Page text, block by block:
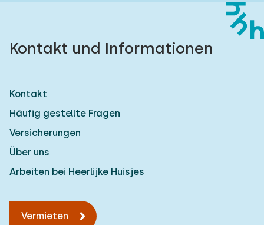
Kontakt und Informationen
Kontakt
Häufig gestellte Fragen
Versicherungen
Über uns
Arbeiten bei Heerlijke Huisjes
Vermieten